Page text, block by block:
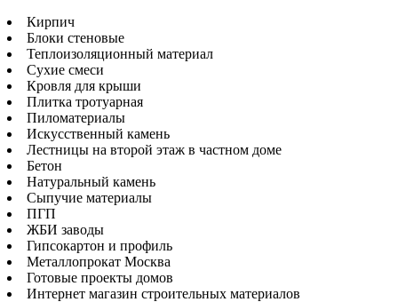
Кирпич
Блоки стеновые
Теплоизоляционный материал
Сухие смеси
Кровля для крыши
Плитка тротуарная
Пиломатериалы
Искусственный камень
Лестницы на второй этаж в частном доме
Бетон
Натуральный камень
Сыпучие материалы
ПГП
ЖБИ заводы
Гипсокартон и профиль
Металлопрокат Москва
Готовые проекты домов
Интернет магазин строительных материалов